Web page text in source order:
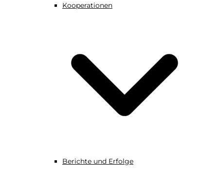
Kooperationen
Berichte und Erfolge